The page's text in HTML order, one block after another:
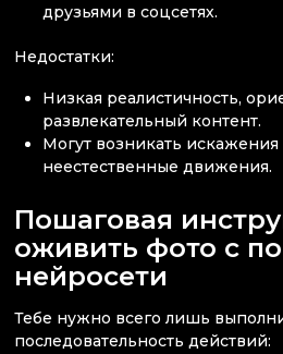
друзьями в соцсетях.
Недостатки:
Низкая реалистичность,
развлекательный контент.
Могут возникать
неестественные движения.
Пошаговая
оживить фото с
нейросети
Тебе нужно всего лишь
последовательность действий: